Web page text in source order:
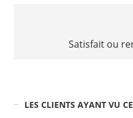
Satisfait ou
LES CLIENTS AYANT VU